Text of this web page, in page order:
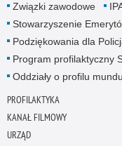
Związki zawodowe
Stowarzyszenie
Podziękowania dla
Program profilaktyczny
Oddziały o profilu
PROFILAKTYKA
KANAŁ FILMOWY
URZĄD